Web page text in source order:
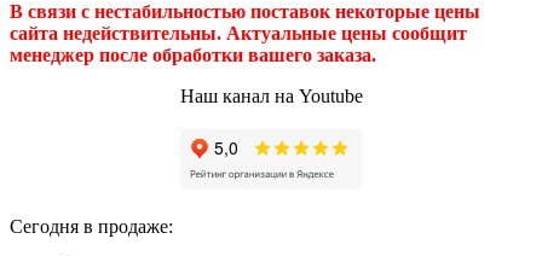
В связи с нестабильностью поставок некоторые цены
сайта недействительны. Актуальные цены сообщит
менеджер после обработки вашего заказа.
Наш канал на Youtube
Сегодня в продаже: